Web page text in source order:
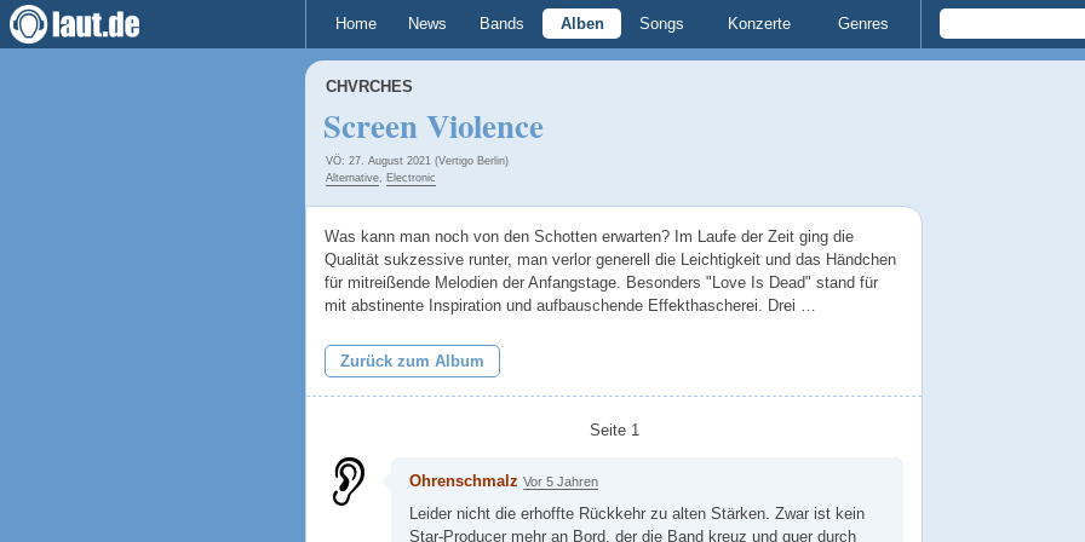
Home News Bands Alben Songs Konzerte Genres
CHVRCHES
Screen Violence
VÖ: 27. August 2021 (Vertigo Berlin)
Alternative, Electronic
Was kann man noch von den Schotten erwarten? Im Laufe der Zeit ging die
Qualität sukzessive runter, man verlor generell die Leichtigkeit und das Händchen
für mitreißende Melodien der Anfangstage. Besonders "Love Is Dead" stand für
mit abstinente Inspiration und aufbauschende Effekthascherei. Drei …
Zurück zum Album
Seite 1
Ohrenschmalz Vor 5 Jahren
Leider nicht die erhoffte Rückkehr zu alten Stärken. Zwar ist kein
Star-Producer mehr an Bord, der die Band kreuz und quer durch